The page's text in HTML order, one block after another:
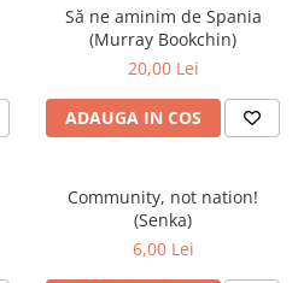
Să ne aminim de Spania
(Murray Bookchin)
20,00 Lei
ADAUGA IN COS
Community, not nation!
(Senka)
6,00 Lei